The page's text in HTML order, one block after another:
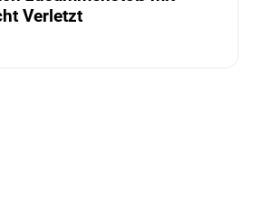
Verletzt